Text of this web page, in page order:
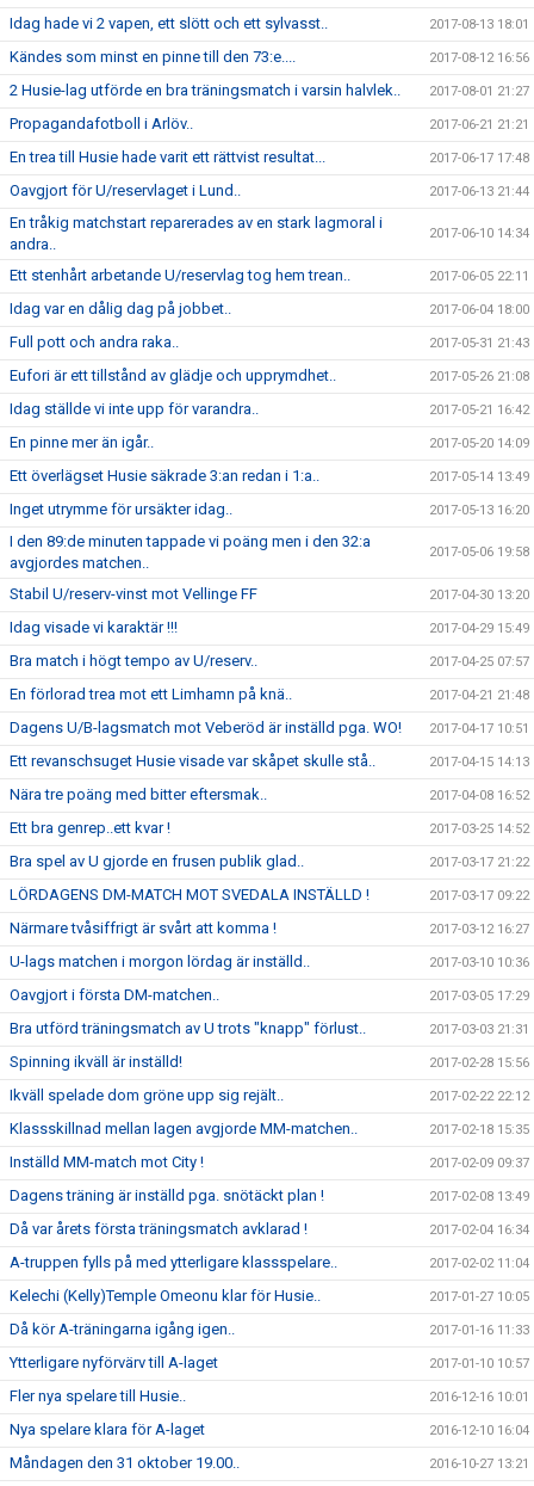
Idag hade vi 2 vapen, ett slött och ett sylvasst.. 2017-08-13 18:01
Kändes som minst en pinne till den 73:e.... 2017-08-12 16:56
2 Husie-lag utförde en bra träningsmatch i varsin halvlek.. 2017-08-01 21:27
Propagandafotboll i Arlöv.. 2017-06-21 21:21
En trea till Husie hade varit ett rättvist resultat... 2017-06-17 17:48
Oavgjort för U/reservlaget i Lund.. 2017-06-13 21:44
En tråkig matchstart reparerades av en stark lagmoral i
andra..
2017-06-10 14:34
Ett stenhårt arbetande U/reservlag tog hem trean.. 2017-06-05 22:11
Idag var en dålig dag på jobbet.. 2017-06-04 18:00
Full pott och andra raka.. 2017-05-31 21:43
Eufori är ett tillstånd av glädje och upprymdhet.. 2017-05-26 21:08
Idag ställde vi inte upp för varandra.. 2017-05-21 16:42
En pinne mer än igår.. 2017-05-20 14:09
Ett överlägset Husie säkrade 3:an redan i 1:a.. 2017-05-14 13:49
Inget utrymme för ursäkter idag.. 2017-05-13 16:20
I den 89:de minuten tappade vi poäng men i den 32:a
avgjordes matchen..
2017-05-06 19:58
Stabil U/reserv-vinst mot Vellinge FF 2017-04-30 13:20
Idag visade vi karaktär !!! 2017-04-29 15:49
Bra match i högt tempo av U/reserv.. 2017-04-25 07:57
En förlorad trea mot ett Limhamn på knä.. 2017-04-21 21:48
Dagens U/B-lagsmatch mot Veberöd är inställd pga. WO! 2017-04-17 10:51
Ett revanschsuget Husie visade var skåpet skulle stå.. 2017-04-15 14:13
Nära tre poäng med bitter eftersmak.. 2017-04-08 16:52
Ett bra genrep..ett kvar ! 2017-03-25 14:52
Bra spel av U gjorde en frusen publik glad.. 2017-03-17 21:22
LÖRDAGENS DM-MATCH MOT SVEDALA INSTÄLLD ! 2017-03-17 09:22
Närmare tvåsiffrigt är svårt att komma ! 2017-03-12 16:27
U-lags matchen i morgon lördag är inställd.. 2017-03-10 10:36
Oavgjort i första DM-matchen.. 2017-03-05 17:29
Bra utförd träningsmatch av U trots "knapp" förlust.. 2017-03-03 21:31
Spinning ikväll är inställd! 2017-02-28 15:56
Ikväll spelade dom gröne upp sig rejält.. 2017-02-22 22:12
Klassskillnad mellan lagen avgjorde MM-matchen.. 2017-02-18 15:35
Inställd MM-match mot City ! 2017-02-09 09:37
Dagens träning är inställd pga. snötäckt plan ! 2017-02-08 13:49
Då var årets första träningsmatch avklarad ! 2017-02-04 16:34
A-truppen fylls på med ytterligare klassspelare.. 2017-02-02 11:04
Kelechi (Kelly)Temple Omeonu klar för Husie.. 2017-01-27 10:05
Då kör A-träningarna igång igen.. 2017-01-16 11:33
Ytterligare nyförvärv till A-laget 2017-01-10 10:57
Fler nya spelare till Husie.. 2016-12-16 10:01
Nya spelare klara för A-laget 2016-12-10 16:04
Måndagen den 31 oktober 19.00.. 2016-10-27 13:21